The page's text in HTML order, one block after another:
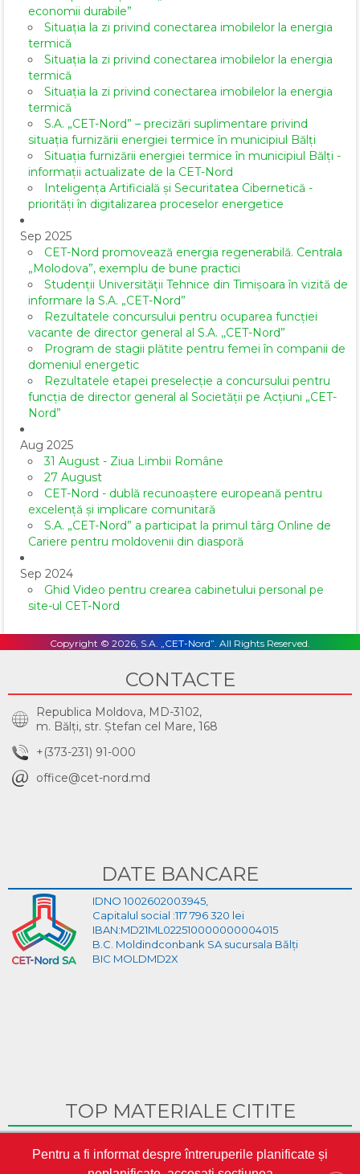
economii durabile”
Situația la zi privind conectarea imobilelor la energia
termică
Situația la zi privind conectarea imobilelor la energia
termică
Situația la zi privind conectarea imobilelor la energia
termică
S.A. „CET-Nord” – precizări suplimentare privind
situația furnizării energiei termice în municipiul Bălți
Situația furnizării energiei termice în municipiul Bălți -
informații actualizate de la CET-Nord
Inteligența Artificială și Securitatea Cibernetică -
priorități în digitalizarea proceselor energetice
Sep 2025
CET-Nord promovează energia regenerabilă. Centrala
„Molodova”, exemplu de bune practici
Studenții Universității Tehnice din Timișoara în vizită de
informare la S.A. „CET-Nord”
Rezultatele concursului pentru ocuparea funcției
vacante de director general al S.A. ,,CET-Nord”
Program de stagii plătite pentru femei în companii de
domeniul energetic
Rezultatele etapei preselecție a concursului pentru
funcția de director general al Societăţii pe Acţiuni „CET-
Nord”
Aug 2025
31 August - Ziua Limbii Române
27 August
CET-Nord - dublă recunoaștere europeană pentru
excelență și implicare comunitară
S.A. „CET-Nord” a participat la primul târg Online de
Cariere pentru moldovenii din diasporă
Sep 2024
Ghid Video pentru crearea cabinetului personal pe
site-ul CET-Nord
Copyright © 2026, S.A. „CET-Nord”. All Rights Reserved.
CONTACTE
Republica Moldova, MD-3102,
m. Bălţi, str. Ştefan cel Mare, 168
+(373-231) 91-000
office@cet-nord.md
DATE BANCARE
IDNO 1002602003945,
Capitalul social :117 796 320 lei
IBAN:MD21ML022510000000004015
B.C. Moldindconbank SA sucursala Bălți
BIC MOLDMD2X
TOP MATERIALE CITITE
CET-Nord
Pentru a fi informat despre întreruperile planificate și